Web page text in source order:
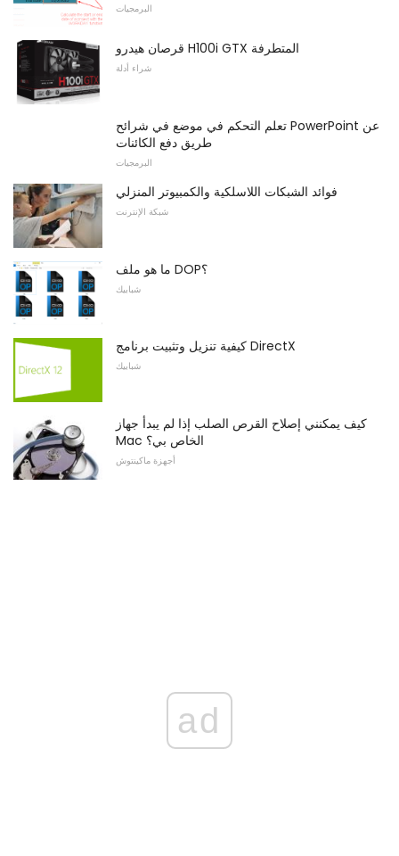
البرمجيات
قرصان هيدرو H100i GTX المتطرفة
شراء أدلة
تعلم التحكم في موضع في شرائح PowerPoint عن
طريق دفع الكائنات
البرمجيات
فوائد الشبكات اللاسلكية والكمبيوتر المنزلي
شبكة الإنترنت
ما هو ملف DOP؟
شبابيك
كيفية تنزيل وتثبيت برنامج DirectX
شبابيك
كيف يمكنني إصلاح القرص الصلب إذا لم يبدأ جهاز
Mac الخاص بي؟
أجهزة ماكينتوش
ad